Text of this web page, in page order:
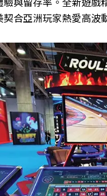
合亞洲玩家熱愛高波